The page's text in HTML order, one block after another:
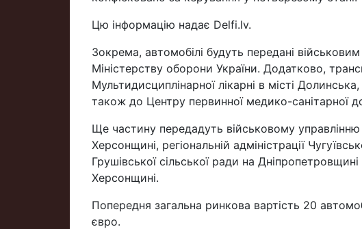
Цю інформацію надає Delfi.lv.
Зокрема, автомобілі будуть передані військовим
Міністерству оборони України. Додатково,
Мультидисциплінарної лікарні в місті
також до Центру первинної медико-санітарної
Ще частину передадуть військовому
Херсонщині, регіональній адміністрації
Грушівської сільської ради на
Херсонщині.
Попередня загальна ринкова вартість 20
євро.